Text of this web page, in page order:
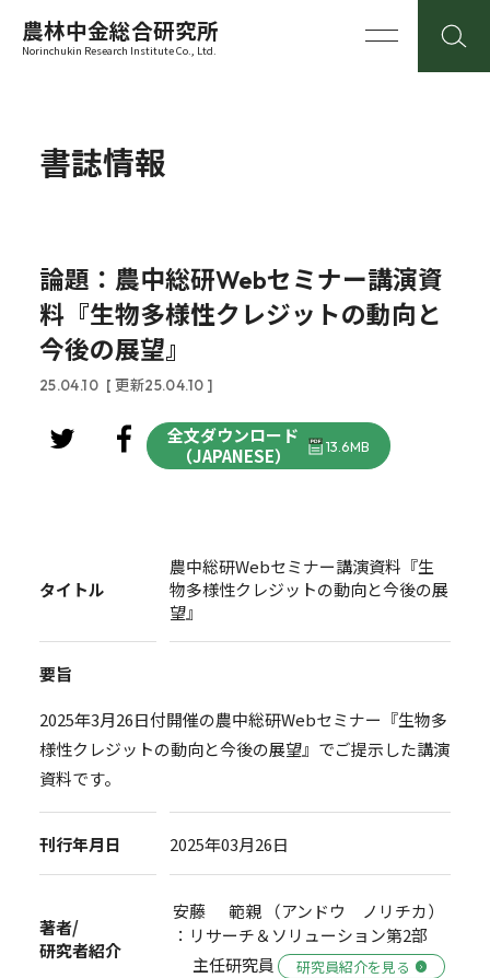
農林中金総合研究所
Norinchukin Research Institute Co., Ltd.
書誌情報
論題：農中総研Webセミナー講演資
料『生物多様性クレジットの動向と
今後の展望』
25.04.10 [ 更新25.04.10 ]
全文ダウンロード
（JAPANESE）
13.6MB
タイトル
農中総研Webセミナー講演資料『生
物多様性クレジットの動向と今後の展
望』
要旨
2025年3月26日付開催の農中総研Webセミナー『生物多
様性クレジットの動向と今後の展望』でご提示した講演
資料です。
刊行年月日 2025年03月26日
著者/
研究者紹介
安藤 範親 （アンドウ ノリチカ）
：リサーチ＆ソリューション第2部
主任研究員
研究員紹介を見る